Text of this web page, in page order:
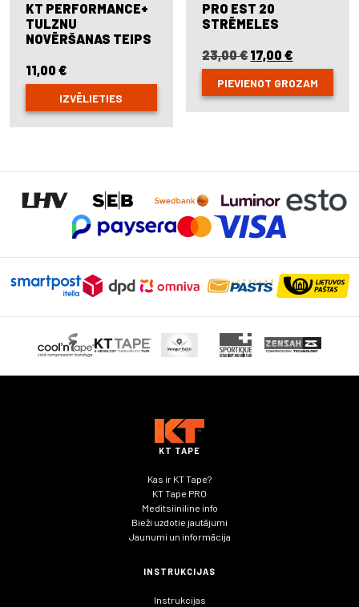
KT PERFORMANCE+
TULZNU
NOVĒRŠANAS TEIPS
11,00 €
IZVĒLIETIES
This
product
variants.
options
on
product
PRO EST 20
STRĒMELES
23,00€Original
price
was:
23,00 €.
17,00€
price
is:
17,00 €.
PIEVIENOT GROZAM
KT TAPE
Kas ir KT Tape?
KT Tape PRO
Meditsiiniline info
Bieži uzdotie jautājumi
Jaunumi un informācija
INSTRUKCIJAS
Instrukcijas